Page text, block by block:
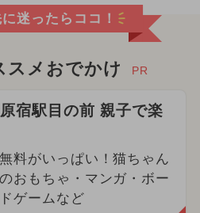
迷ったらココ！
スメおでかけ PR
宿駅目の前 親子で楽
無料がいっぱい！猫ちゃん
のおもちゃ・マンガ・ボー
ドゲームなど